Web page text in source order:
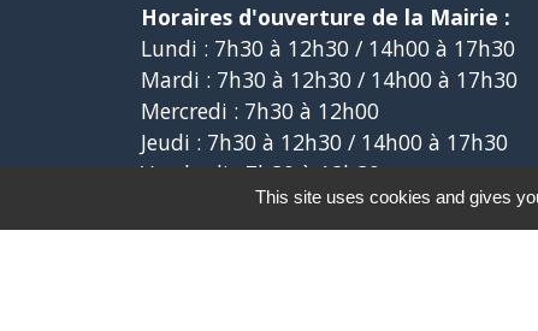
Horaires d'ouverture de la Mairie :
Lundi : 7h30 à 12h30 / 14h00 à 17h30
Mardi : 7h30 à 12h30 / 14h00 à 17h30
Mercredi : 7h30 à 12h00
Jeudi : 7h30 à 12h30 / 14h00 à 17h30
Vendredi : 7h30 à 12h30
This site uses cookies and gives